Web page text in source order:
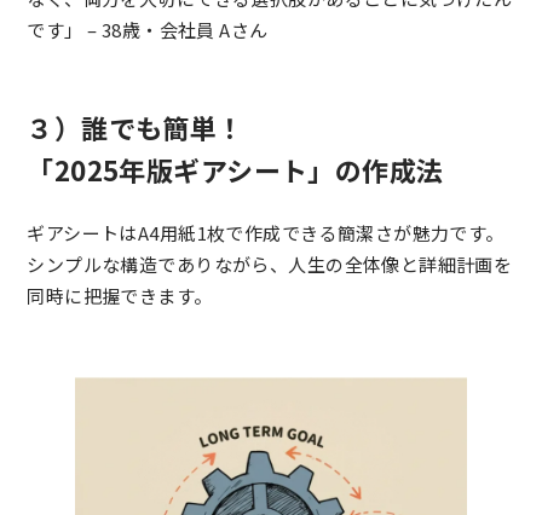
です」 – 38歳・会社員 Aさん
３）誰でも簡単！
「2025年版ギアシート」の作成法
ギアシートはA4用紙1枚で作成できる簡潔さが魅力です。
シンプルな構造でありながら、人生の全体像と詳細計画を
同時に把握できます。